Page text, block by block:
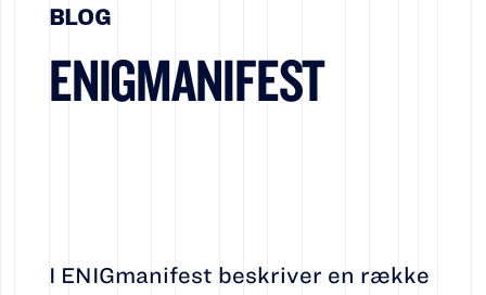
BLOG
ENIGMANIFEST
I ENIGmanifest beskriver en række